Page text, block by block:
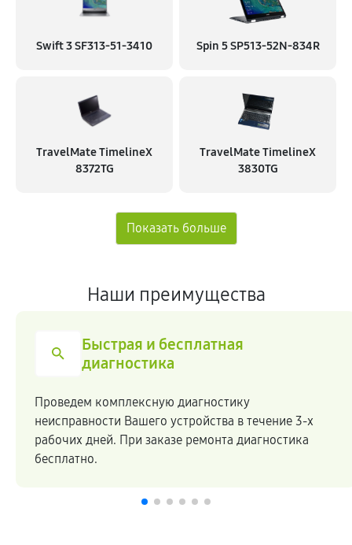
Swift 3 SF313-51-3410 Spin 5 SP513-52N-834R
TravelMate TimelineX
8372TG
TravelMate TimelineX
3830TG
Наши преимущества
Быстрая и бесплатная
диагностика
Проведем комплексную диагностику
неисправности Вашего устройства в течение 3-х
рабочих дней. При заказе ремонта диагностика
бесплатно.